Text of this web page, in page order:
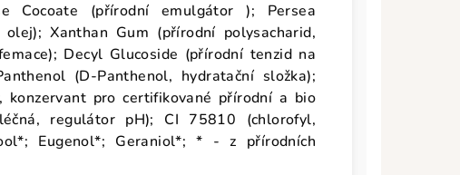
Cocoate (přírodní emulgátor ); Persea
Xanthan Gum (přírodní polysacharid,
Decyl Glucoside (přírodní tenzid na
(D-Panthenol, hydratační složka);
konzervant pro certifikované přírodní a bio
regulátor pH); CI 75810 (chlorofyl,
Eugenol*; Geraniol*; * - z přírodních